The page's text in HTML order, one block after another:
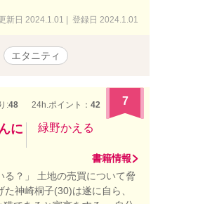
新日 2024.1.01 | 登録日 2024.1.01
エタニティ
:48 24h.ポイント： 42 7
に
緑野かえる
書籍情報
る？」 土地の売買について脅
神崎桐子(30)は遂に自ら、